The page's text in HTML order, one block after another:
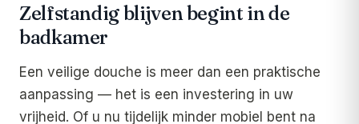
Zelfstandig blijven begint in de
badkamer
Een veilige douche is meer dan een praktische
aanpassing — het is een investering in uw
vrijheid. Of u nu tijdelijk minder mobiel bent na